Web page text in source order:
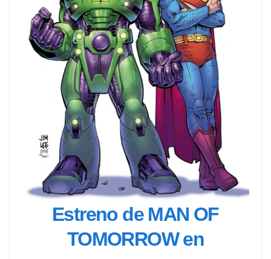
Estreno de MAN OF
TOMORROW en